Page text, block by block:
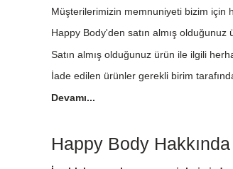
Müşterilerimizin memnuniyeti bizim için
Happy Body'den satın almış
Satın almış olduğunuz ürün ile ilgili
İade edilen ürünler gerekli birim
Devamı...
Happy Body Hakkında